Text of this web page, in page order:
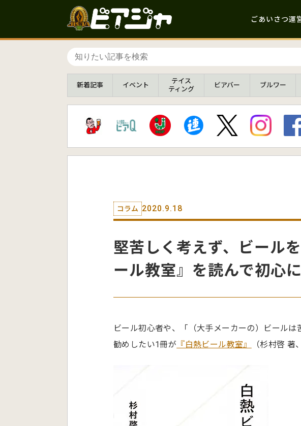
ごあいさつ運
新着記事 イベント
テイス
ティング
ビアバー ブルワー
コラム 2020.9.18
堅苦しく考えず、ビール
ール教室』を読んで初心
ビール初心者や、「（大手メーカーの）ビール
勧めしたい1冊が 『白熱ビール教室』 （杉村啓 著